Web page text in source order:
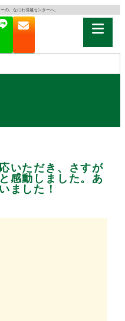
の、なにわ引越センターへ。
いただき、さすが
感動しました。あ
ました！